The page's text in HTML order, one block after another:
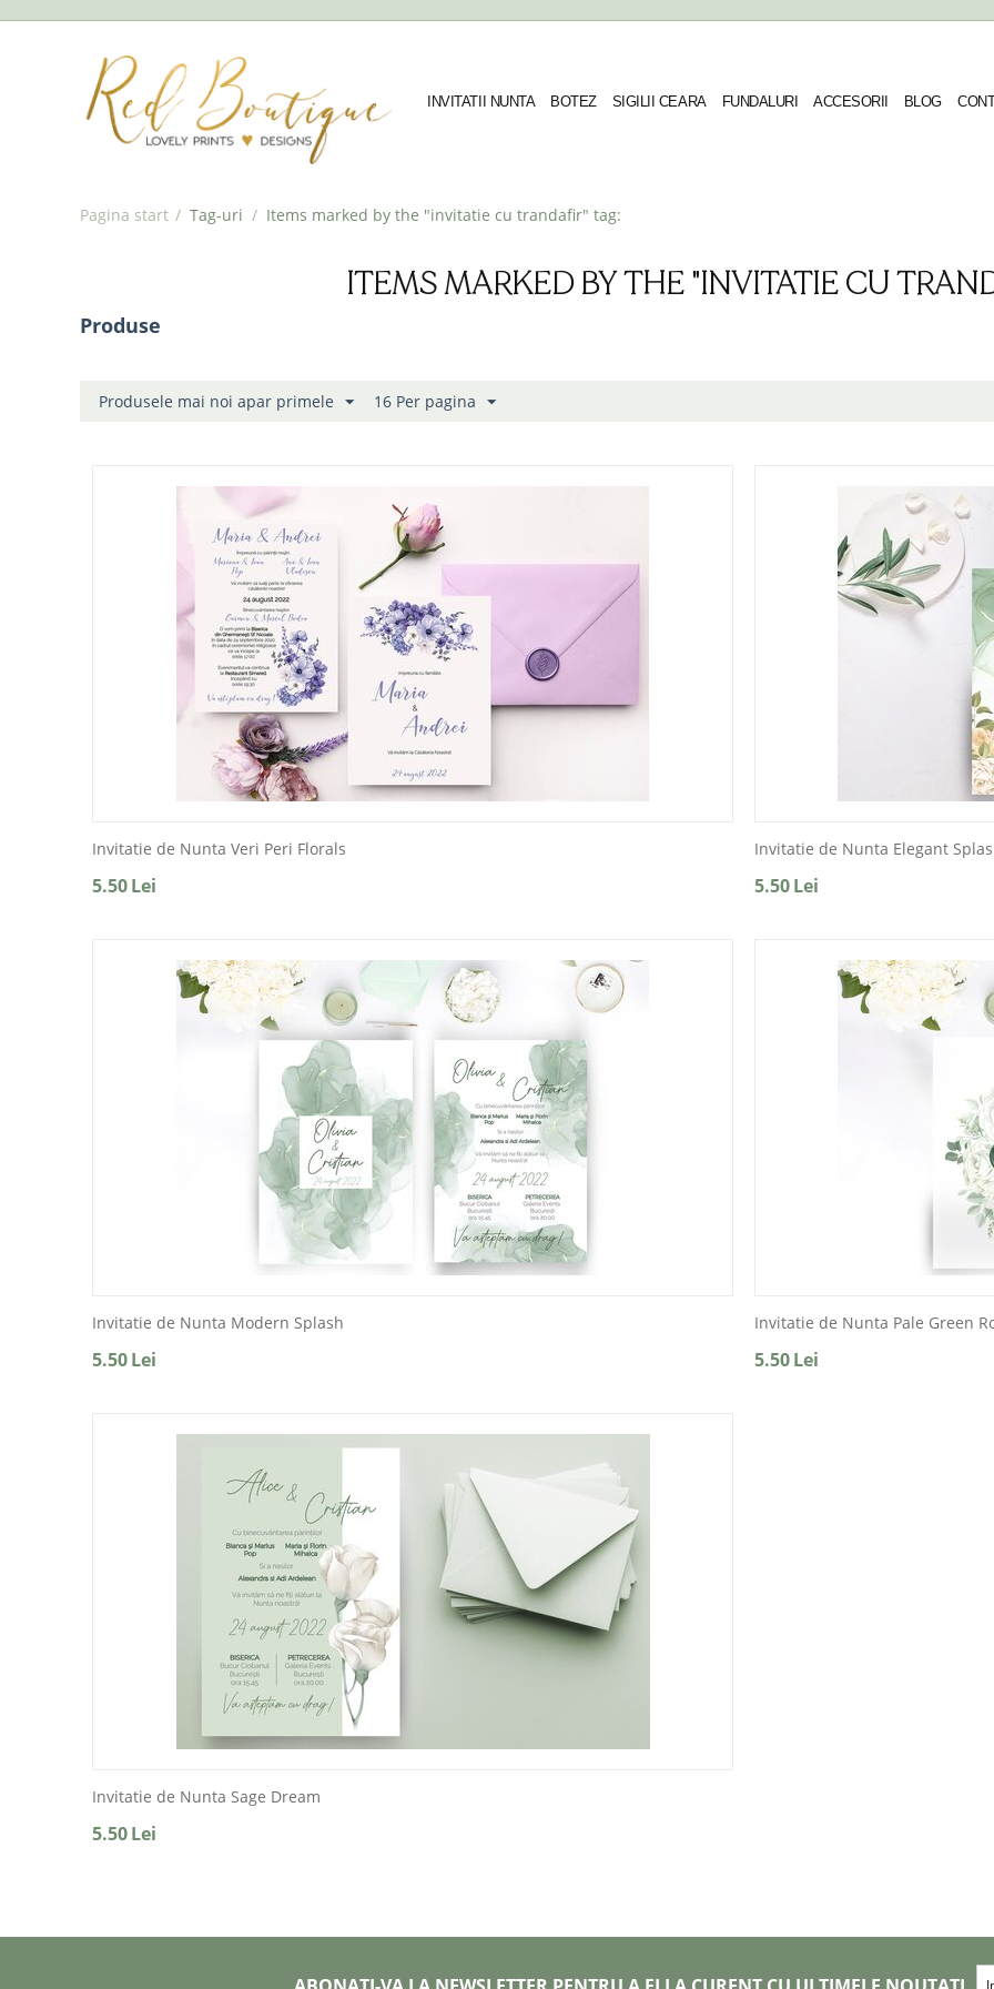
INVITATII NUNTA BOTEZ SIGILII CEARA FUNDALURI ACCESORII BLOG
Pagina start / Tag-uri / Items marked by the "invitatie cu trandafir" tag:
ITEMS MARKED BY THE "INVITATIE CU
Produse
Produsele mai noi apar primele 16 Per pagina
Invitatie de Nunta Veri Peri Florals
5.50Lei
Invitatie de Nunta Elegant
5.50 Lei
Invitatie de Nunta Modern Splash
5.50Lei
Invitatie de Nunta Pale Green
5.50 Lei
Invitatie de Nunta Sage Dream
5.50Lei